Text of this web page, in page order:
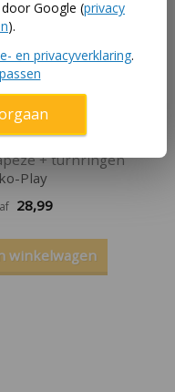
+ turnringen
Play
28,99
winkelwagen
Google (privacy
).
en privacyverklaring.